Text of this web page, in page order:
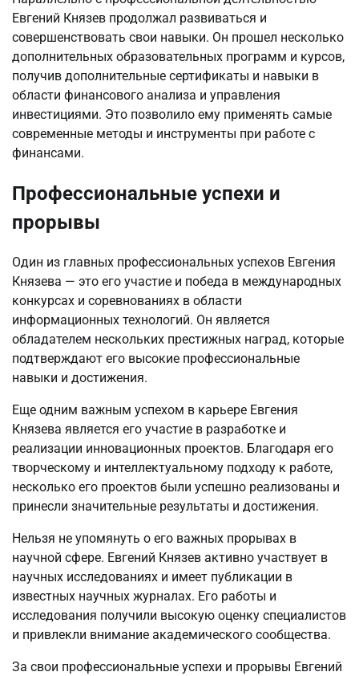
Евгений Князев продолжал развиваться и
совершенствовать свои навыки. Он прошел несколько
дополнительных образовательных программ и курсов,
получив дополнительные сертификаты и навыки в
области финансового анализа и управления
инвестициями. Это позволило ему применять самые
современные методы и инструменты при работе с
финансами.
Профессиональные успехи и
прорывы
Один из главных профессиональных успехов Евгения
Князева — это его участие и победа в международных
конкурсах и соревнованиях в области
информационных технологий. Он является
обладателем нескольких престижных наград, которые
подтверждают его высокие профессиональные
навыки и достижения.
Еще одним важным успехом в карьере Евгения
Князева является его участие в разработке и
реализации инновационных проектов. Благодаря его
творческому и интеллектуальному подходу к работе,
несколько его проектов были успешно реализованы и
принесли значительные результаты и достижения.
Нельзя не упомянуть о его важных прорывах в
научной сфере. Евгений Князев активно участвует в
научных исследованиях и имеет публикации в
известных научных журналах. Его работы и
исследования получили высокую оценку специалистов
и привлекли внимание академического сообщества.
За свои профессиональные успехи и прорывы Евгений